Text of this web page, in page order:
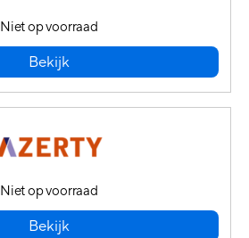
Niet op voorraad
Bekijk
Niet op voorraad
Bekijk